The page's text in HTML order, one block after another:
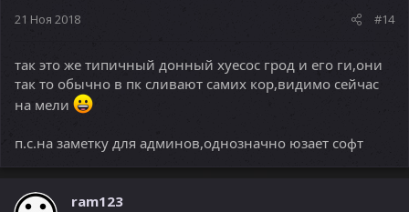
21 Ноя 2018 #14
так это же типичный донный хуесос грод и его ги,они
так то обычно в пк сливают самих кор,видимо сейчас
на мели
п.с.на заметку для админов,однозначно юзает софт
ram123